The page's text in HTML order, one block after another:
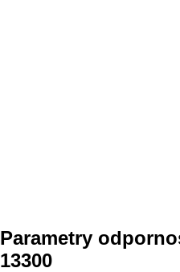
Parametry
13300